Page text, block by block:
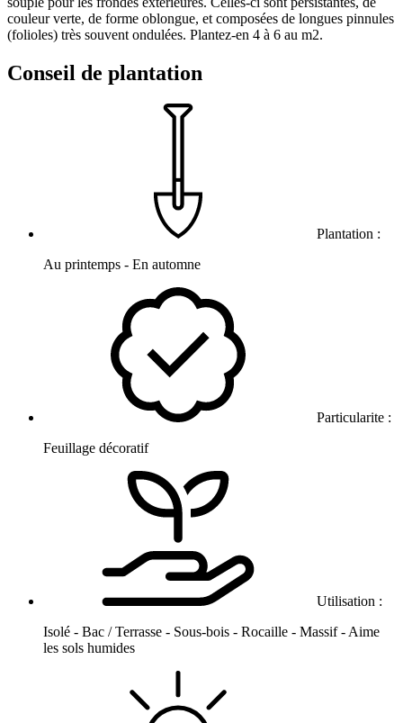
couleur verte, de forme oblongue, et composées de longues pinnules
(folioles) très souvent ondulées. Plantez-en 4 à 6 au m2.
Conseil de plantation
Plantation :
Au printemps - En automne
Particularite :
Feuillage décoratif
Utilisation :
Isolé - Bac / Terrasse - Sous-bois - Rocaille - Massif - Aime
les sols humides